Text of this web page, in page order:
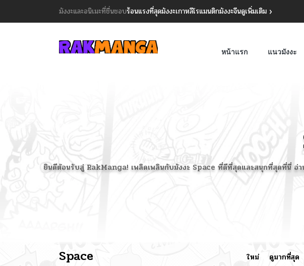
มังงะและอนิเมะที่ชื่นชอบร้อนแรงที่สุดมังงะเกาหลีโรแมนติกมังงะจีนดูเพิ่มเติม
หน้าแรก แนวมังงะ
ยินดีต้อนรับสู่ RakManga! เพลิดเพลินกับมังงะ Space ที่ดีที่สุดและสนุกที่สุดที่นี่
Space ใหม่ ดูมากที่สุด